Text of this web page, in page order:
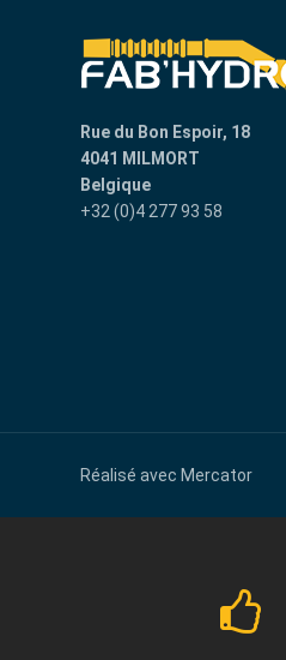
Rue du Bon Espoir, 18
4041 MILMORT
Belgique
+32 (0)4 277 93 58
Réalisé avec Mercator